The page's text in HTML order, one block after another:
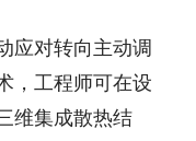
应对转向主动调
，工程师可在设
维集成散热结